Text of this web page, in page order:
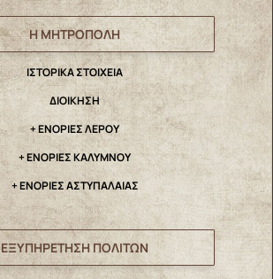
Η ΜΗΤΡΟΠΟΛΗ
IΣΤΟΡΙΚΑ ΣΤΟΙΧΕΙΑ
ΔΙΟΙΚΗΣΗ
+ ΕΝΟΡΙΕΣ ΛΕΡΟΥ
+ ΕΝΟΡΙΕΣ ΚΑΛΥΜΝΟΥ
+ ΕΝΟΡΙΕΣ ΑΣΤΥΠΑΛΑΙΑΣ
ΕΞΥΠΗΡΕΤΗΣΗ ΠΟΛΙΤΩΝ